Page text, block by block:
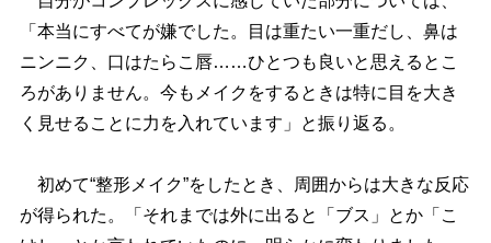
「本当にすべてが嫌でした。目は重たい一重だし、鼻は
ニンニク、口はたらこ唇……ひとつも良いと思えるとこ
ろがありません。今もメイクをするときは特に目を大き
く見せることに力を入れています」と振り返る。
初めて“整形メイク”をしたとき、周囲からは大きな反応
が得られた。「それまでは外に出ると「ブス」とか「こ